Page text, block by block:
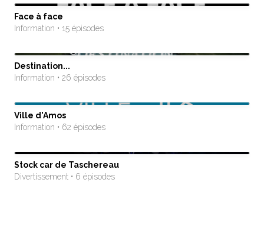
Face à face
Information • 15 épisodes
Destination...
Information • 26 épisodes
Ville d'Amos
Information • 62 épisodes
Stock car de Taschereau
Divertissement • 6 épisodes